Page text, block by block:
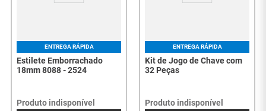
ENTREGA RÁPIDA
Estilete Emborrachado
18mm 8088 - 2524
Produto indisponível
ENTREGA RÁPIDA
Kit de Jogo de Chave com
32 Peças
Produto indisponível